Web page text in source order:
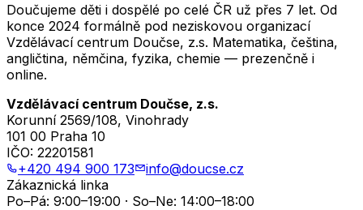
Doučujeme děti i dospělé po celé ČR už přes 7 let. Od
konce 2024 formálně pod neziskovou organizací
Vzdělávací centrum Doučse, z.s. Matematika, čeština,
angličtina, němčina, fyzika, chemie — prezenčně i
online.
Vzdělávací centrum Doučse, z.s.
Korunní 2569/108, Vinohrady
101 00 Praha 10
IČO: 22201581
+420 494 900 173
info@doucse.cz
Zákaznická linka
Po–Pá: 9:00–19:00 · So–Ne: 14:00–18:00